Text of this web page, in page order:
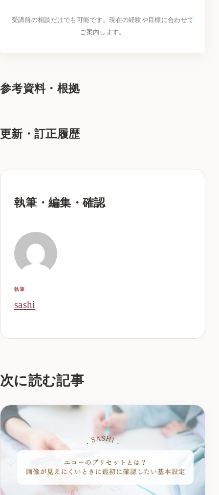
受講前の相談だけでも可能です。現在の経験や目標に合わせて
ご案内します。
参考資料・根拠
更新・訂正履歴
執筆・編集・確認
執筆
sashi
次に読む記事